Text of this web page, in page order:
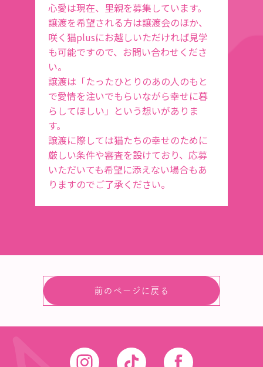
心愛は現在、里親を募集しています。
譲渡を希望される方は譲渡会のほか、
咲く猫plusにお越しいただければ見学
も可能ですので、お問い合わせくださ
い。
譲渡は「たったひとりのあの人のもと
で愛情を注いでもらいながら幸せに暮
らしてほしい」という想いがありま
す。
譲渡に際しては猫たちの幸せのために
厳しい条件や審査を設けており、応募
いただいても希望に添えない場合もあ
りますのでご了承ください。
前のページに戻る